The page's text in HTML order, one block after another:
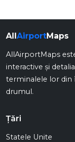
AllAirportMaps
AllAirportMaps
interactive și
terminalele lor din
drumul.
Țări
Statele Unite